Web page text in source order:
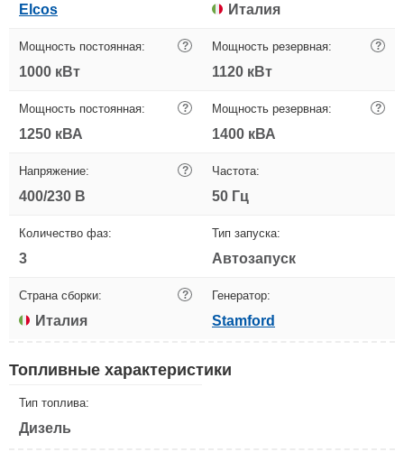
Elcos Италия
Мощность постоянная: ?
1000 кВт
Мощность резервная: ?
1120 кВт
Мощность постоянная: ?
1250 кВА
Мощность резервная: ?
1400 кВА
Напряжение: ?
400/230 В
Частота:
50 Гц
Количество фаз:
3
Тип запуска:
Автозапуск
Страна сборки: ?
Италия
Генератор:
Stamford
Топливные характеристики
Тип топлива:
Дизель